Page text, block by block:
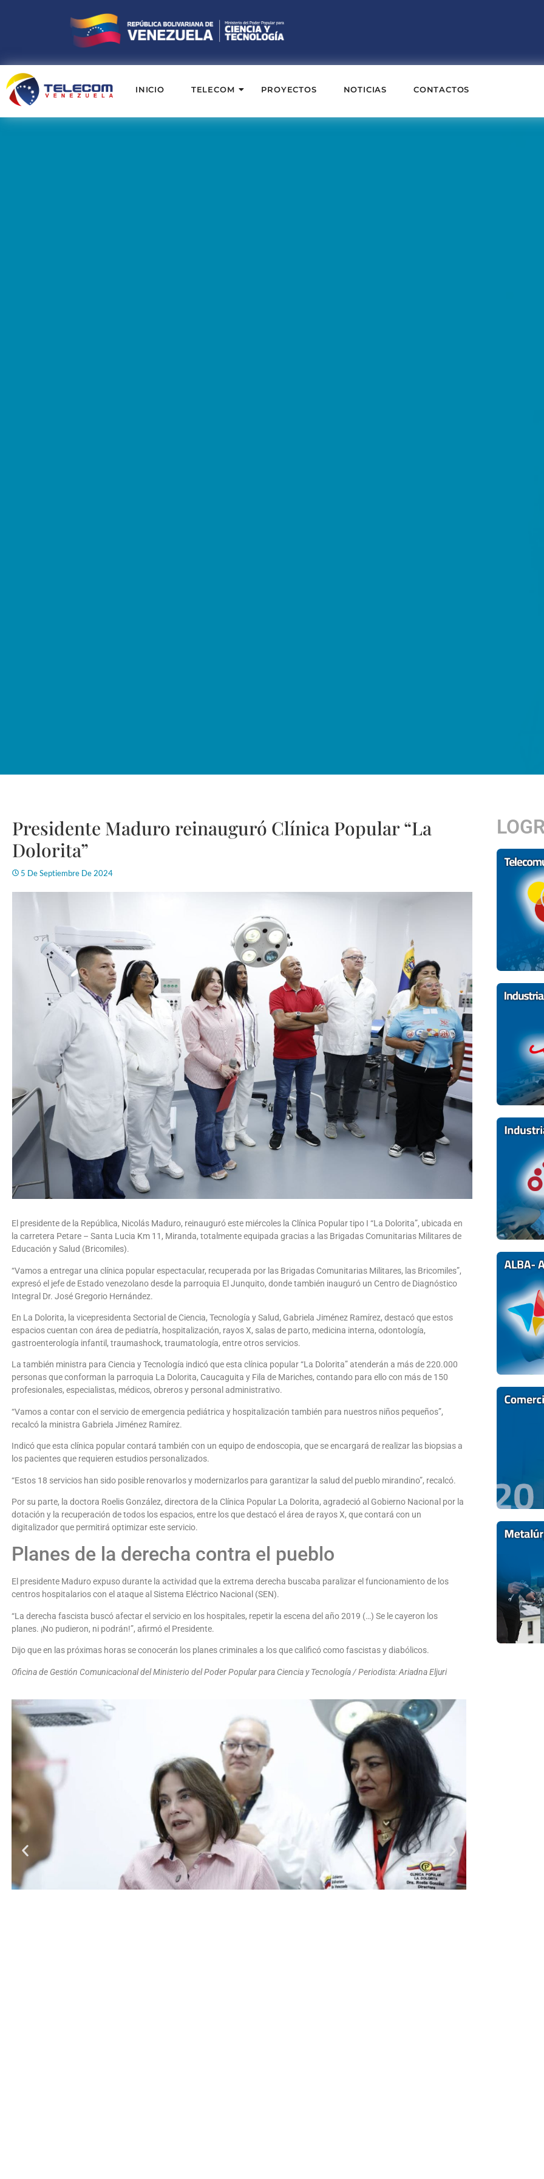
INICIO TELECOM PROYECTOS NOTICIAS CONTACTOS
Presidente Maduro reinauguró Clínica Popular “La
Dolorita”
5 De Septiembre De 2024
El presidente de la República, Nicolás Maduro, reinauguró este miércoles la Clínica Popular tipo I “La Dolorita”, ubicada en
la carretera Petare – Santa Lucia Km 11, Miranda, totalmente equipada gracias a las Brigadas Comunitarias Militares de
Educación y Salud (Bricomiles).
“Vamos a entregar una clínica popular espectacular, recuperada por las Brigadas Comunitarias Militares, las Bricomiles”,
expresó el jefe de Estado venezolano desde la parroquia El Junquito, donde también inauguró un Centro de Diagnóstico
Integral Dr. José Gregorio Hernández.
En La Dolorita, la vicepresidenta Sectorial de Ciencia, Tecnología y Salud, Gabriela Jiménez Ramírez, destacó que estos
espacios cuentan con área de pediatría, hospitalización, rayos X, salas de parto, medicina interna, odontología,
gastroenterología infantil, traumashock, traumatología, entre otros servicios.
La también ministra para Ciencia y Tecnología indicó que esta clínica popular “La Dolorita” atenderán a más de 220.000
personas que conforman la parroquia La Dolorita, Caucaguita y Fila de Mariches, contando para ello con más de 150
profesionales, especialistas, médicos, obreros y personal administrativo.
“Vamos a contar con el servicio de emergencia pediátrica y hospitalización también para nuestros niños pequeños”,
recalcó la ministra Gabriela Jiménez Ramírez.
Indicó que esta clínica popular contará también con un equipo de endoscopia, que se encargará de realizar las biopsias a
los pacientes que requieren estudios personalizados.
“Estos 18 servicios han sido posible renovarlos y modernizarlos para garantizar la salud del pueblo mirandino”, recalcó.
Por su parte, la doctora Roelis González, directora de la Clínica Popular La Dolorita, agradeció al Gobierno Nacional por la
dotación y la recuperación de todos los espacios, entre los que destacó el área de rayos X, que contará con un
digitalizador que permitirá optimizar este servicio.
Planes de la derecha contra el pueblo
El presidente Maduro expuso durante la actividad que la extrema derecha buscaba paralizar el funcionamiento de los
centros hospitalarios con el ataque al Sistema Eléctrico Nacional (SEN).
“La derecha fascista buscó afectar el servicio en los hospitales, repetir la escena del año 2019 (…) Se le cayeron los
planes. ¡No pudieron, ni podrán!”, afirmó el Presidente.
Dijo que en las próximas horas se conocerán los planes criminales a los que calificó como fascistas y diabólicos.
Oficina de Gestión Comunicacional del Ministerio del Poder Popular para Ciencia y Tecnología / Periodista: Ariadna Eljuri